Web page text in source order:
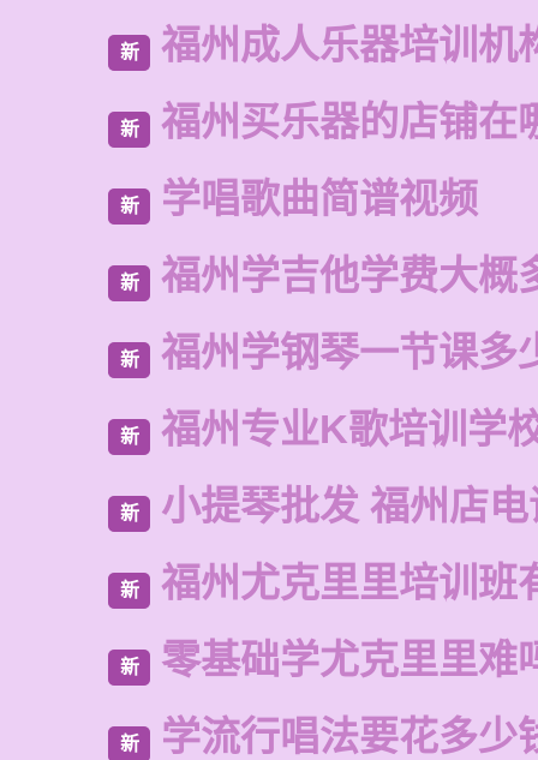
新 福州成人乐器培训机
新 福州买乐器的店铺在
新 学唱歌曲简谱视频
新 福州学吉他学费大概
新 福州学钢琴一节课多
新 福州专业K歌培训学
新 小提琴批发 福州店
新 福州尤克里里培训班
新 零基础学尤克里里难
新 学流行唱法要花多少